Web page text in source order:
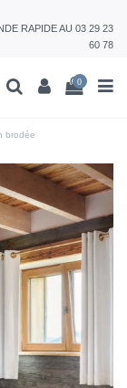
RAPIDE AU 03 29 23
60 78
0
brodée